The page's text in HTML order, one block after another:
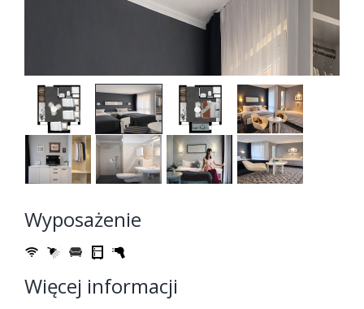
Wyposażenie
Więcej informacji